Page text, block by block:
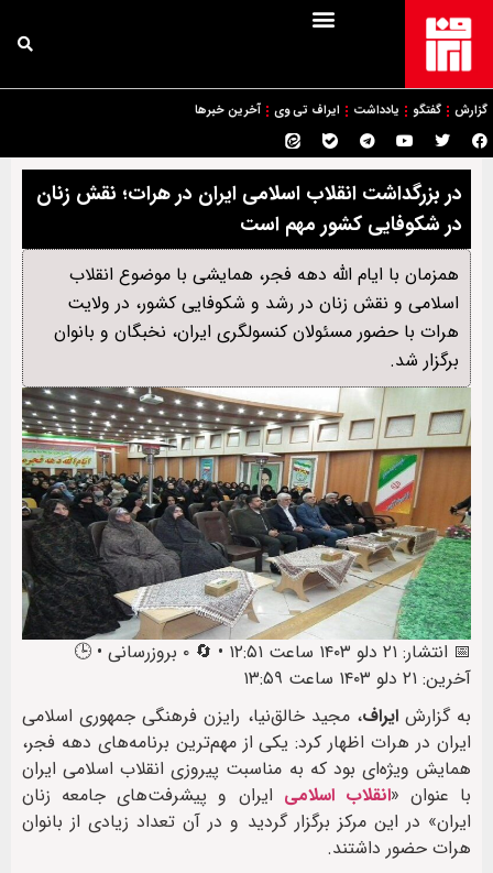
گزارش گفتگو یادداشت ایراف تی وی آخرین خبرها
در بزرگداشت انقلاب اسلامی ایران در هرات؛ نقش زنان
در شکوفایی کشور مهم است
همزمان با ایام الله دهه فجر، همایشی با موضوع انقلاب
اسلامی و نقش زنان در رشد و شکوفایی کشور، در ولایت
هرات با حضور مسئولان کنسولگری ایران، نخبگان و بانوان
برگزار شد.
📅 انتشار: ۲۱ دلو ۱۴۰۳ ساعت ۱۲:۵۱ • 🔄 ۰ بروزرسانی • 🕒
آخرین: ۲۱ دلو ۱۴۰۳ ساعت ۱۳:۵۹
به گزارشایراف، مجید خالق‌نیا، رایزن فرهنگی جمهوری اسلامی
ایران در هرات اظهار کرد: یکی از مهم‌ترین برنامه‌های دهه فجر،
همایش ویژه‌ای بود که به مناسبت پیروزی انقلاب اسلامی ایران
با عنوان «انقلاب اسلامی ایران و پیشرفت‌های جامعه زنان
ایران» در این مرکز برگزار گردید و در آن تعداد زیادی از بانوان
هرات حضور داشتند.